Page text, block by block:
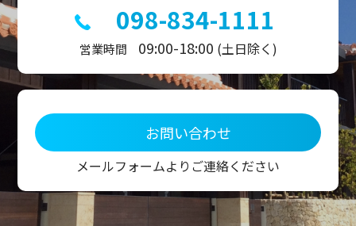
098-834-1111
営業時間 09:00-18:00 (土日除く)
お問い合わせ
メールフォームよりご連絡ください